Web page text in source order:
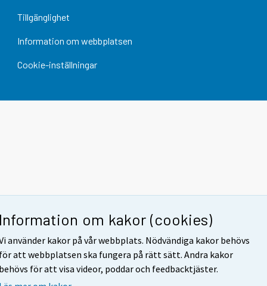
om kakor (cookies)
använder kakor på vår webbplats. Nödvändiga kakor behövs
att webbplatsen ska fungera på rätt sätt. Andra kakor
för att visa videor, poddar och feedbacktjäster.
Tillgänglighet
Information om webbplatsen
Cookie-inställningar